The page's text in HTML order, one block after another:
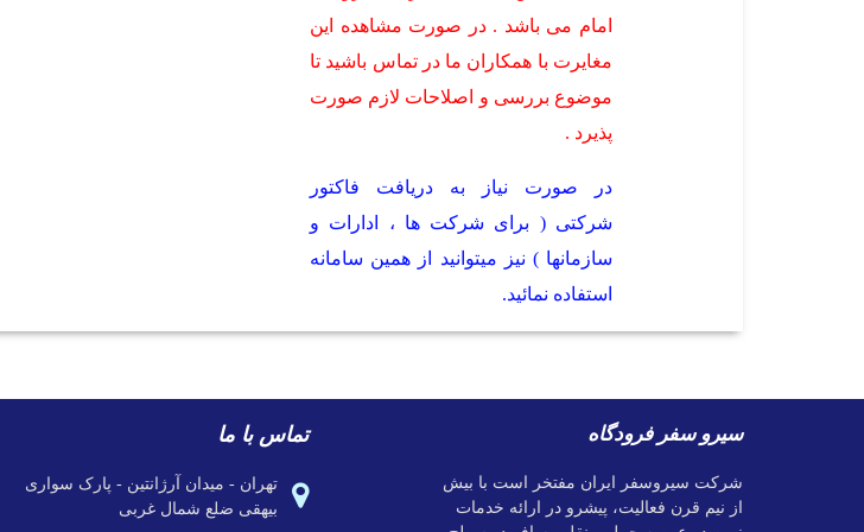
امام می باشد . در صورت مشاهده این
مغایرت با همکاران ما در تماس باشید تا
موضوع بررسی و اصلاحات لازم صورت
پذیرد .
در صورت نیاز به دریافت فاکتور
شرکتی ( برای شرکت ها ، ادارات و
سازمانها ) نیز میتوانید از همین سامانه
استفاده نمائید.
سیرو سفر فرودگاه
شرکت سیروسفر ایران مفتخر است با بیش
از نیم قرن فعالیت، پیشرو در ارائه خدمات
تماس با ما
تهران - میدان آرژانتین - پارک سواری
بیهقی ضلع شمال غربی